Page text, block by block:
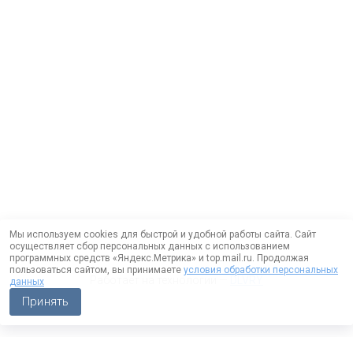
Мы используем cookies для быстрой и удобной работы сайта. Сайт
осуществляет сбор персональных данных с использованием
программных средств «Яндекс.Метрика» и top.mail.ru. Продолжая
пользоваться сайтом, вы принимаете условия обработки персональных
данных
Принять